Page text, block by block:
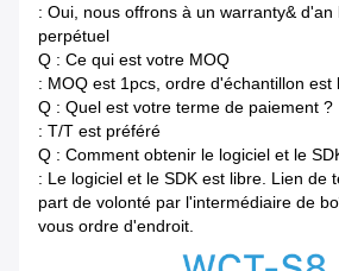
: Oui, nous offrons à un warranty&
perpétuel
Q : Ce qui est votre MOQ
: MOQ est 1pcs, ordre d'échantillon est
Q : Quel est votre terme de paiement ?
: T/T est préféré
Q : Comment obtenir le logiciel et le
: Le logiciel et le SDK est libre. Lien de
part de volonté par l'intermédiaire de
vous ordre d'endroit.